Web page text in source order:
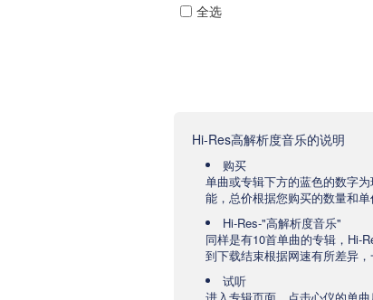
全选
Hi-Res高解析度音乐的说明
购买
单曲或专辑下方的蓝色的数字
能，总价根据您购买的数量和单
Hi-Res-"高解析度音乐"
同样是有10首单曲的专辑，Hi-
到下载结束根据网速有所差异，
试听
进入专辑页面，点击心仪的单